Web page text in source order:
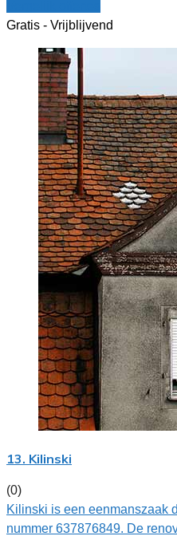
Gratis - Vrijblijvend
13. Kilinski
(0)
Kilinski is een eenmanszaak
nummer 637876849. De